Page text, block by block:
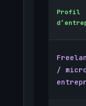
Profil
/